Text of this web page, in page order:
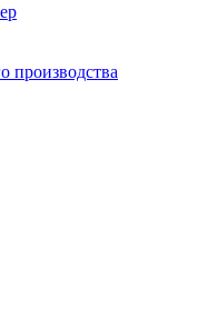
производства